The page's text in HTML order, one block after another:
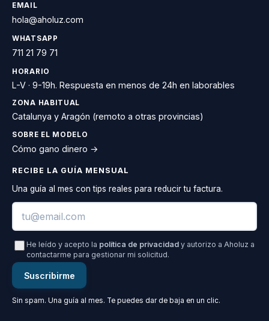
EMAIL
hola@aholuz.com
WHATSAPP
711 21 79 71
HORARIO
L-V · 9-19h. Respuesta en menos de 24h en laborables
ZONA HABITUAL
Catalunya y Aragón (remoto a otras provincias)
SOBRE EL MODELO
Cómo gano dinero →
RECIBE LA GUÍA MENSUAL
Una guía al mes con tips reales para reducir tu factura.
Email
He leído y acepto la política de privacidad y autorizo a Aholuz a
contactarme para gestionar mi solicitud.
Suscribirme
Sin spam. Una guía al mes. Te puedes dar de baja en un clic.